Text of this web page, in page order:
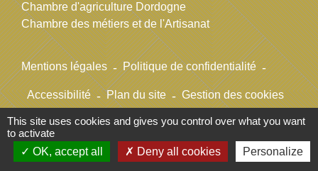
Chambre d'agriculture Dordogne
Chambre des métiers et de l'Artisanat
Mentions légales - Politique de confidentialité -
Accessibilité - Plan du site - Gestion des cookies
Site créé en partenariat avec Réseau des Communes
This site uses cookies and gives you control over what you want
to activate
OK, accept all
Deny all cookies Personalize